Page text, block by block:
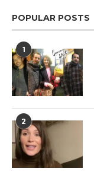
POPULAR POSTS
1
2